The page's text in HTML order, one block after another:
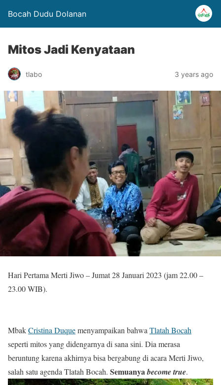
Bocah Dudu Dolanan
Mitos Jadi Kenyataan
tlabo 3 years ago
Hari Pertama Merti Jiwo – Jumat 28 Januari 2023 (jam 22.00 –
23.00 WIB).
MbakCristina Duquemenyampaikan bahwa Tlatah Bocah
seperti mitos yang didengarnya di sana sini. Dia merasa
beruntung karena akhirnya bisa bergabung di acara Merti Jiwo,
salah satu agenda Tlatah Bocah. Semuanyabecome true.